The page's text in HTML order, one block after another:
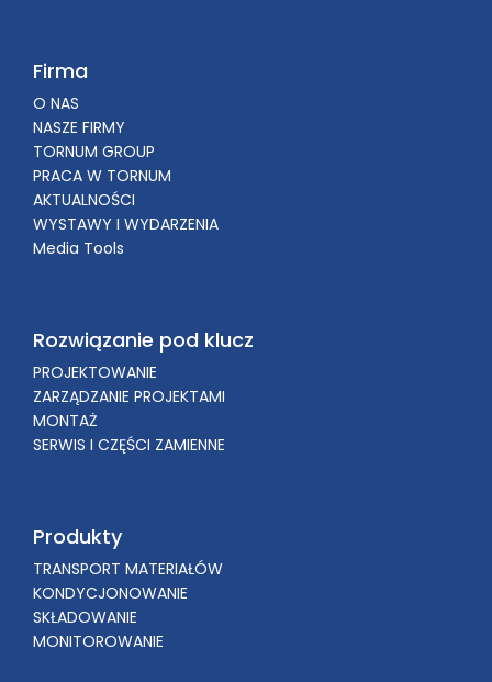
Firma
O NAS
NASZE FIRMY
TORNUM GROUP
PRACA W TORNUM
AKTUALNOŚCI
WYSTAWY I WYDARZENIA
Media Tools
Rozwiązanie pod klucz
PROJEKTOWANIE
ZARZĄDZANIE PROJEKTAMI
MONTAŻ
SERWIS I CZĘŚCI ZAMIENNE
Produkty
TRANSPORT MATERIAŁÓW
KONDYCJONOWANIE
SKŁADOWANIE
MONITOROWANIE